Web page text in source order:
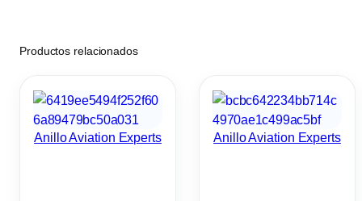
Productos relacionados
Anillo Aviation Experts Anillo Aviation Experts